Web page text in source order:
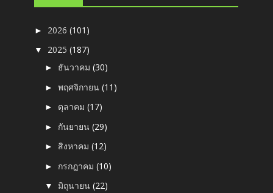
► 2026(101)
▼ 2025(187)
► ธันวาคม(30)
►พฤศจิกายน(11)
► ตุลาคม(17)
► กันยายน(29)
► สิงหาคม(12)
► กรกฎาคม(10)
▼ มิถุนายน(22)